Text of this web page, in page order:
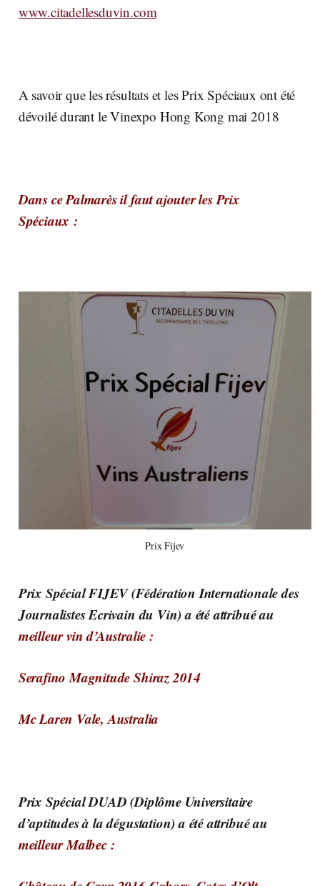
www.citadellesduvin.com
A savoir que les résultats et les Prix Spéciaux ont été
dévoilé durant le Vinexpo Hong Kong mai 2018
Dans ce Palmarès il faut ajouter les Prix
Spéciaux :
Prix Fijev
Prix Spécial FIJEV(Fédération Internationale des
Journalistes Ecrivain du Vin) a été attribué au
meilleur vin d’Australie :
Serafino Magnitude Shiraz 2014
Mc Laren Vale, Australia
Prix Spécial DUAD(Diplôme Universitaire
d’aptitudes à la dégustation) a été attribué au
meilleur Malbec :